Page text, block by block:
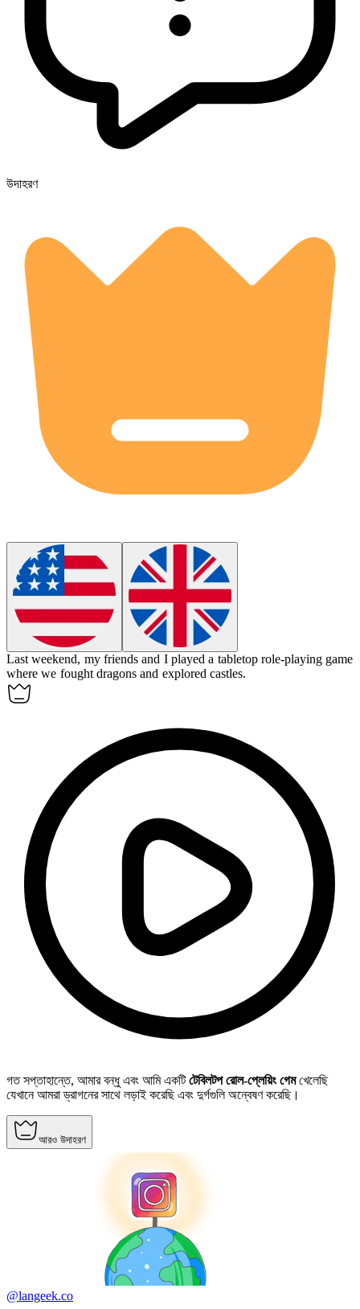
উদাহরণ
Last weekend, my friends and I played a tabletop role-playing game
where we fought dragons and explored castles.
গত সপ্তাহান্তে, আমার বন্ধু এবং আমি একটিটেবিলটপ রোল-প্লেয়িং গেমখেলেছি
যেখানে আমরা ড্রাগনের সাথে লড়াই করেছি এবং দুর্গগুলি অন্বেষণ করেছি।
আরও উদাহরণ
@langeek.co